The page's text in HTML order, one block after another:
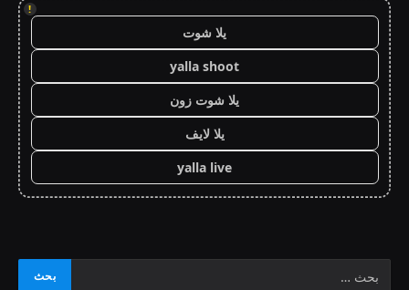
!
يلا شوت
yalla shoot
يلا شوت زون
يلا لايف
yalla live